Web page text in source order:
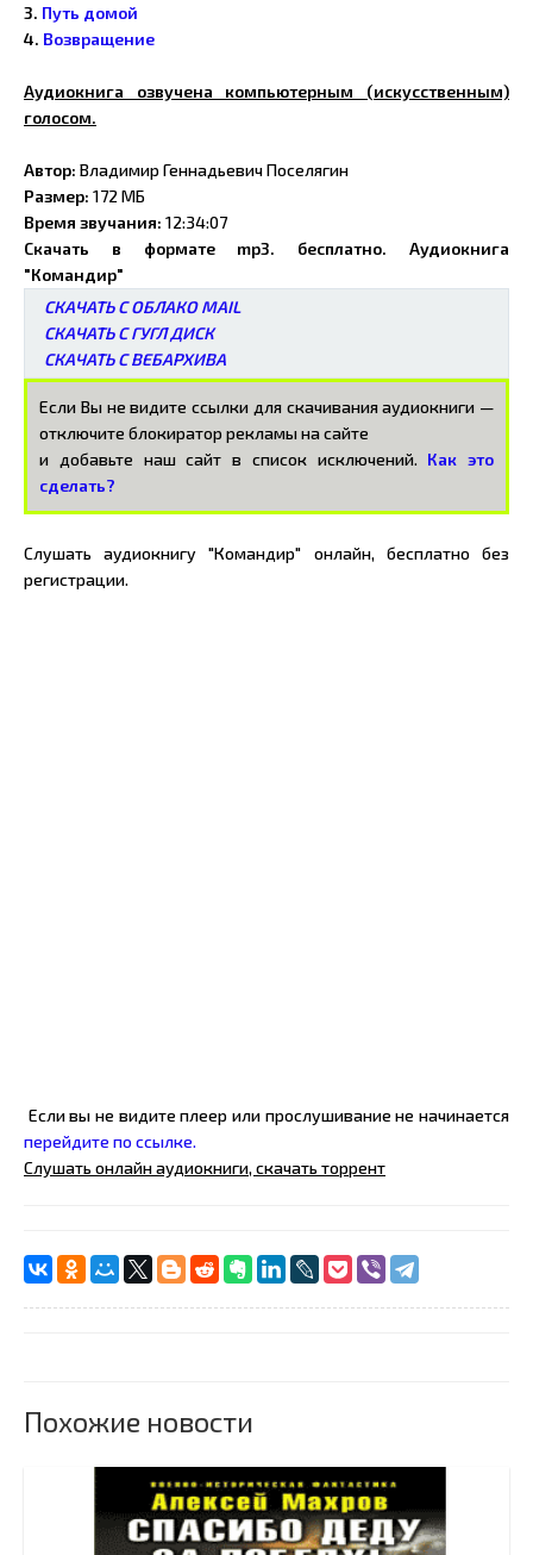
3. Путь домой
4. Возвращение
Аудиокнига озвучена компьютерным (искусственным)
голосом.
Автор: Владимир Геннадьевич Поселягин
Размер: 172 МБ
Время звучания: 12:34:07
Скачать в формате mp3. бесплатно. Аудиокнига
"Командир"
СКАЧАТЬ С ОБЛАКО MAIL
СКАЧАТЬ С ГУГЛ ДИСК
СКАЧАТЬ С ВЕБАРХИВА
Если Вы не видите ссылки для скачивания аудиокниги —
отключите блокиратор рекламы на сайте
и добавьте наш сайт в список исключений. Как это
сделать?
Слушать аудиокнигу "Командир" онлайн, бесплатно без
регистрации.
Если вы не видите плеер или прослушивание не начинается
перейдите по ссылке.
Слушать онлайн аудиокниги, скачать торрент
Похожие новости